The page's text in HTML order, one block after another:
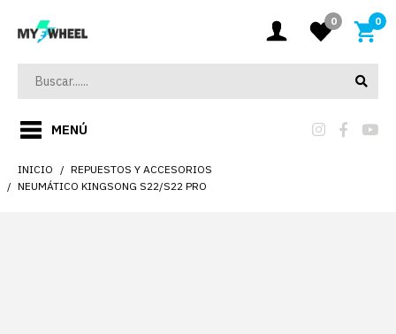
0 0
MENÚ
INICIO
REPUESTOS Y ACCESORIOS
NEUMÁTICO KINGSONG S22/S22 PRO